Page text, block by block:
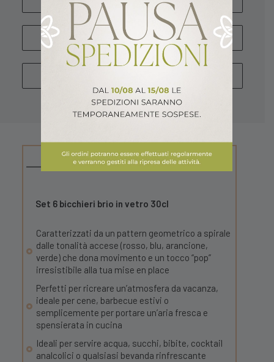
WHATSAPP
DESCRIZIONE
Set 6 bicchieri brio in vetro 30cl
Caratterizzati da un pattern geometrico a spirale
dalle tonalità accese (rosso, blu, arancione,
verde) che dona movimento e un tocco “pop”
irresistibile alla tua mise en place
Perfetti per ricreare un’atmosfera da vacanza,
ideale per cene, barbecue estivi o
semplicemente per portare un’aria fresca e
spensierata in cucina
Ideali per servire acqua, succhi, bibite, cocktail
analcolici o qualsiasi bevanda rinfrescante